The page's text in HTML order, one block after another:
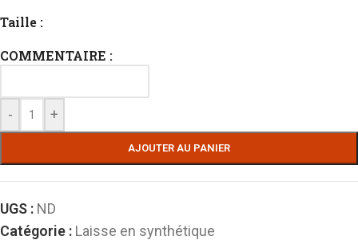
Taille :
COMMENTAIRE :
- +
AJOUTER AU PANIER
UGS : ND
Catégorie : Laisse en synthétique